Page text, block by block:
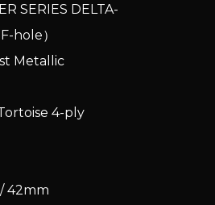
SERIES DELTA-
F-hole）
Metallic
4-ply
/ 42mm